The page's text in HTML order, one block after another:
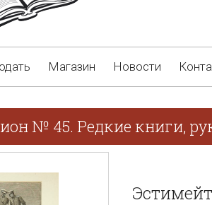
Магазин Новости
№ 45. Редкие книги,